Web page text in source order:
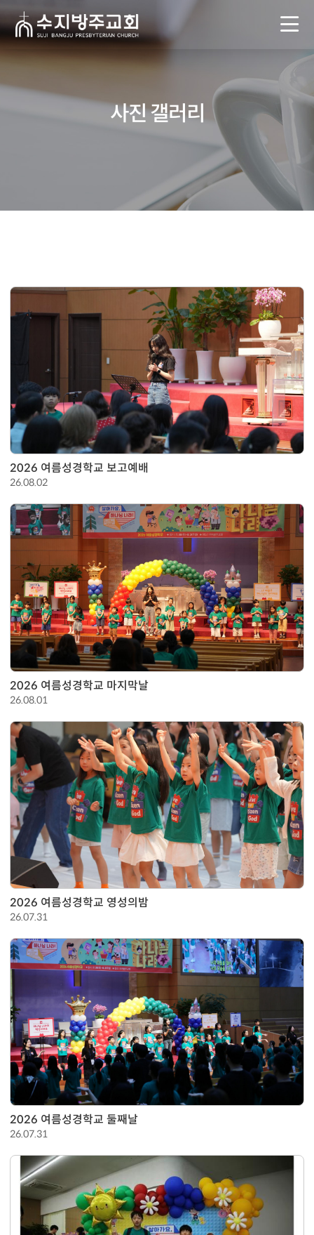
사진 갤러리
2026 여름성경학교 보고예배
26.08.02
2026 여름성경학교 마지막날
26.08.01
2026 여름성경학교 영성의밤
26.07.31
2026 여름성경학교 둘째날
26.07.31